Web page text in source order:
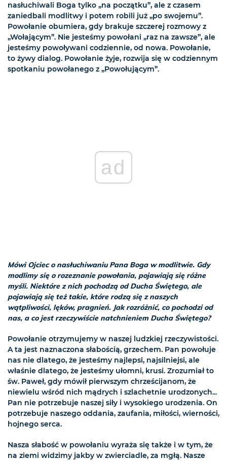
nasłuchiwali Boga tylko „na początku”, ale z czasem
zaniedbali modlitwy i potem robili już „po swojemu”.
Powołanie obumiera, gdy brakuje szczerej rozmowy z
„Wołającym”. Nie jesteśmy powołani „raz na zawsze”, ale
jesteśmy powoływani codziennie, od nowa. Powołanie,
to żywy dialog. Powołanie żyje, rozwija się w codziennym
spotkaniu powołanego z „Powołującym”.
ad
Mówi Ojciec o nasłuchiwaniu Pana Boga w modlitwie. Gdy
modlimy się o rozeznanie powołania, pojawiają się różne
myśli. Niektóre z nich pochodzą od Ducha Świętego, ale
pojawiają się też takie, które rodzą się z naszych
wątpliwości, lęków, pragnień. Jak rozróżnić, co pochodzi od
nas, a co jest rzeczywiście natchnieniem Ducha Świętego?
Powołanie otrzymujemy w naszej ludzkiej rzeczywistości.
A ta jest naznaczona słabością, grzechem. Pan powołuje
nas nie dlatego, że jesteśmy najlepsi, najsilniejsi, ale
właśnie dlatego, że jesteśmy ułomni, krusi. Zrozumiał to
św. Paweł, gdy mówił pierwszym chrześcijanom, że
niewielu wśród nich mądrych i szlachetnie urodzonych...
Pan nie potrzebuje naszej siły i wysokiego urodzenia. On
potrzebuje naszego oddania, zaufania, miłości, wierności,
hojnego serca.
Nasza słabość w powołaniu wyraża się także i w tym, że
na ziemi widzimy jakby w zwierciadle, za mgłą. Nasze